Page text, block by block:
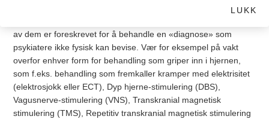
Gå overhodet ikke med på å delta i psykiatriske
av dem er foreskrevet for å behandle en «diagnose» som
psykiatere ikke fysisk kan bevise. Vær for eksempel på vakt
overfor enhver form for behandling som griper inn i hjernen,
som f.eks. behandling som fremkaller kramper med elektrisitet
(elektrosjokk eller ECT), Dyp hjerne-stimulering (DBS),
Vagusnerve-stimulering (VNS), Transkranial magnetisk
stimulering (TMS), Repetitiv transkranial magnetisk stimulering
LUKK